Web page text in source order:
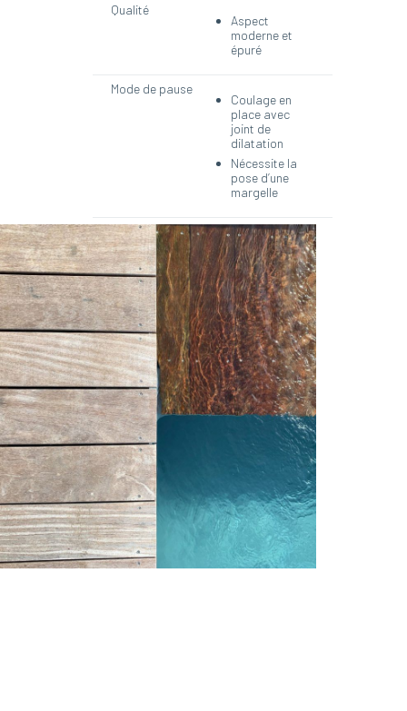
Qualité
Aspect
moderne et
épuré
Mode de pause
Coulage en
place avec
joint de
dilatation
Nécessite la
pose d’une
margelle